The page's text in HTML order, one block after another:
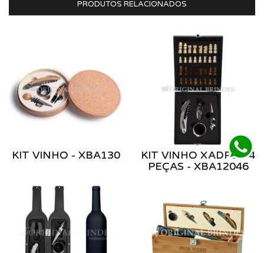
PRODUTOS RELACIONADOS
KIT VINHO - XBA130
KIT VINHO XADREZ 4
PEÇAS - XBA12046